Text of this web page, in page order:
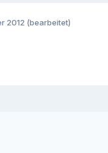
2012 (bearbeitet)